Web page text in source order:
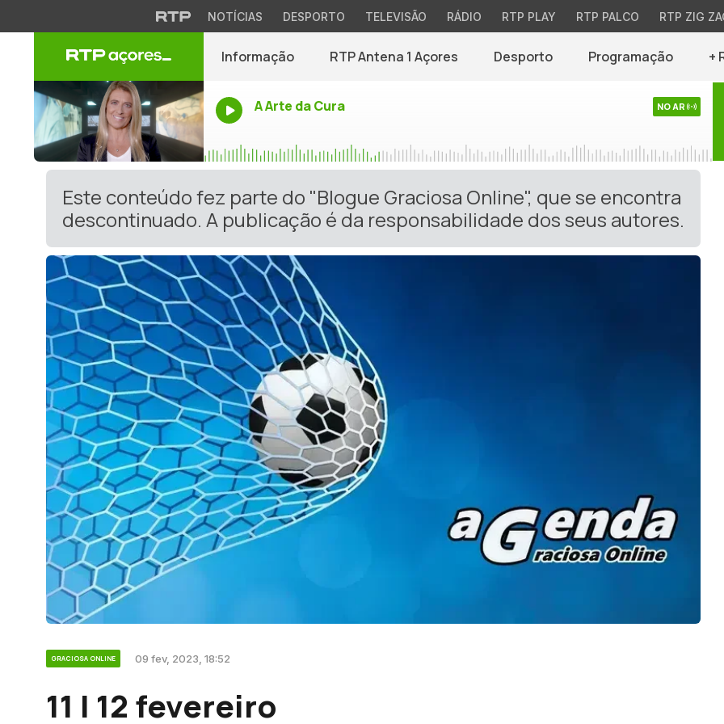
NOTÍCIAS DESPORTO TELEVISÃO RÁDIO RTP PLAY RTP PALCO RTP ZIG
Informação RTP Antena 1 Açores Desporto Programação +
A Arte da Cura NO AR
Este conteúdo fez parte do "Blogue Graciosa Online", que se encontra
descontinuado. A publicação é da responsabilidade dos seus autores.
GRACIOSA ONLINE 09 fev, 2023, 18:52
11 | 12 fevereiro